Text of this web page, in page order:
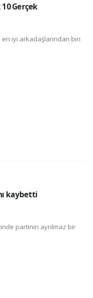
Gerçek
en iyi arkadaşlarından biri
kaybetti
partinin ayrılmaz bir